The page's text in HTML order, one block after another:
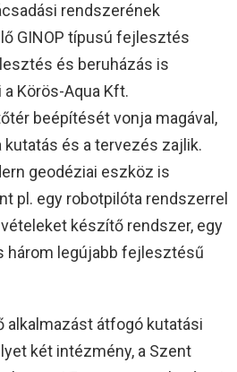
rendszerének
GINOP típusú fejlesztés
és beruházás is
Körös-Aqua Kft.
beépítését vonja magával,
kutatás és a tervezés zajlik.
geodéziai eszköz is
pl. egy robotpilóta rendszerrel
készítő rendszer, egy
három legújabb fejlesztésű
alkalmazást átfogó kutatási
két intézmény, a Szent